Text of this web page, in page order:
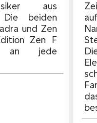
aus
Die beiden
und Zen
Zen F
an jede